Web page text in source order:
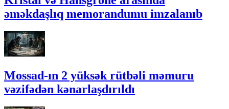
əməkdaşlıq memorandumu imzalanıb
Mossad-ın 2 yüksək rütbəli məmuru
vəzifədən kənarlaşdırıldı